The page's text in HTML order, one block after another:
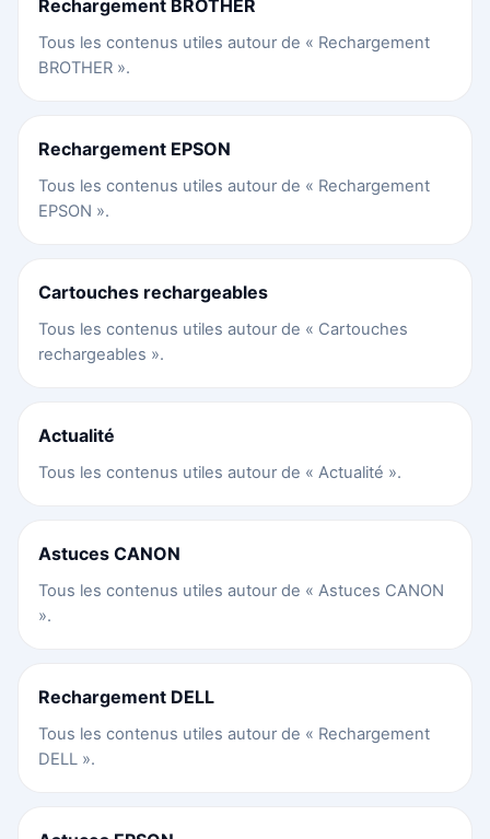
Rechargement BROTHER
Tous les contenus utiles autour de « Rechargement
BROTHER ».
Rechargement EPSON
Tous les contenus utiles autour de « Rechargement
EPSON ».
Cartouches rechargeables
Tous les contenus utiles autour de « Cartouches
rechargeables ».
Actualité
Tous les contenus utiles autour de « Actualité ».
Astuces CANON
Tous les contenus utiles autour de « Astuces CANON
».
Rechargement DELL
Tous les contenus utiles autour de « Rechargement
DELL ».